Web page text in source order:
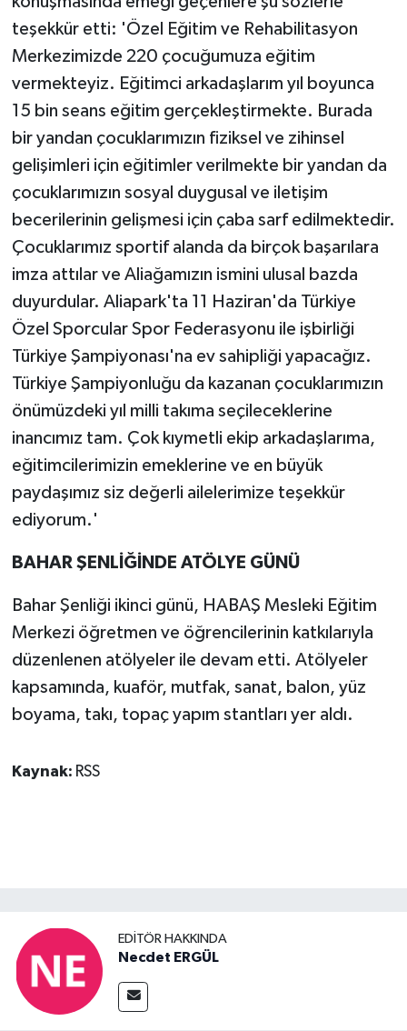
teşekkür etti: 'Özel Eğitim ve Rehabilitasyon
Merkezimizde 220 çocuğumuza eğitim
vermekteyiz. Eğitimci arkadaşlarım yıl boyunca
15 bin seans eğitim gerçekleştirmekte. Burada
bir yandan çocuklarımızın fiziksel ve zihinsel
gelişimleri için eğitimler verilmekte bir yandan da
çocuklarımızın sosyal duygusal ve iletişim
becerilerinin gelişmesi için çaba sarf edilmektedir.
Çocuklarımız sportif alanda da birçok başarılara
imza attılar ve Aliağamızın ismini ulusal bazda
duyurdular. Aliapark'ta 11 Haziran'da Türkiye
Özel Sporcular Spor Federasyonu ile işbirliği
Türkiye Şampiyonası'na ev sahipliği yapacağız.
Türkiye Şampiyonluğu da kazanan çocuklarımızın
önümüzdeki yıl milli takıma seçileceklerine
inancımız tam. Çok kıymetli ekip arkadaşlarıma,
eğitimcilerimizin emeklerine ve en büyük
paydaşımız siz değerli ailelerimize teşekkür
ediyorum.'
BAHAR ŞENLİĞİNDE ATÖLYE GÜNÜ
Bahar Şenliği ikinci günü, HABAŞ Mesleki Eğitim
Merkezi öğretmen ve öğrencilerinin katkılarıyla
düzenlenen atölyeler ile devam etti. Atölyeler
kapsamında, kuaför, mutfak, sanat, balon, yüz
boyama, takı, topaç yapım stantları yer aldı.
Kaynak: RSS
EDITÖR HAKKINDA
Necdet ERGÜL